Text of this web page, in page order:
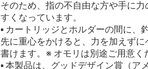
そのため、指の不自由な方や手に
すくなっています。
▪ カートリッジとホルダーの間に、
先に重心をかけると、力を加えず
書けます。※ オモリは別途ご用意く
▪ 本製品は、グッドデザイン賞（ア